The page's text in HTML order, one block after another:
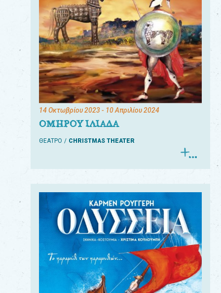
14 Οκτωβρίου 2023- 10 Απριλίου 2024
ΟΜΗΡΟΥ ΙΛΙΑΔΑ
ΘΕΑΤΡΟ CHRISTMAS THEATER